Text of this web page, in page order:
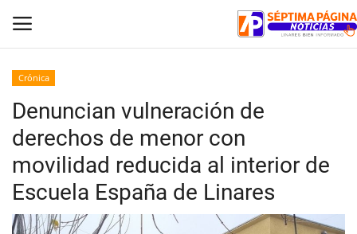
Inicio
Crónica
Policial
Tribunales
Crónica
Denuncian vulneración de
derechos de menor con
movilidad reducida al interior de
Escuela España de Linares